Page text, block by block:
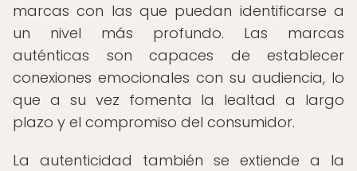
marcas con las que puedan identificarse a
un nivel más profundo. Las marcas
auténticas son capaces de establecer
conexiones emocionales con su audiencia, lo
que a su vez fomenta la lealtad a largo
plazo y el compromiso del consumidor.
La autenticidad también se extiende a la